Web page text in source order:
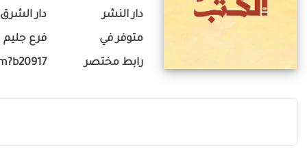
دار النشر دار الشرق
متوفر في فرع جليم
رابط مختصر